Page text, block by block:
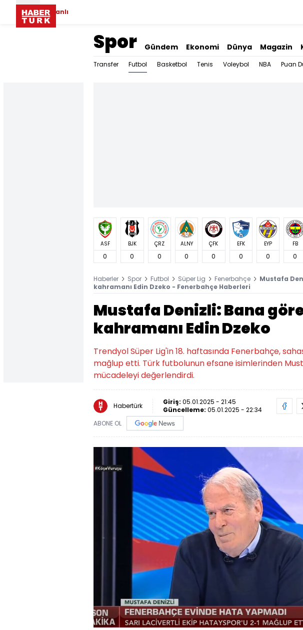
Canlı
Spor Gündem Ekonomi Dünya Magazin
Transfer Futbol Basketbol Tenis Voleybol NBA Puan
ASF
0
BJK
0
ÇRZ
0
ALNY
0
ÇFK
0
EFK
0
EYP
0
FB
0
Haberler Spor Futbol Süper Lig Fenerbahçe
Mustafa
kahramanı Edin Dzeko - Fenerbahçe Haberleri
Mustafa Denizli: Bana
kahramanı Edin Dzeko
Trendyol Süper Lig'in 18. haftasında Fenerbahçe,
mağlup etti. Türk futbolunun efsane isimlerinden
mücadeleyi değerlendirdi.
Habertürk Giriş: 05.01.2025 - 21:45
Güncelleme: 05.01.2025 - 22:34
ABONE OL